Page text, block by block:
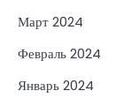
Март 2024
Февраль 2024
Январь 2024